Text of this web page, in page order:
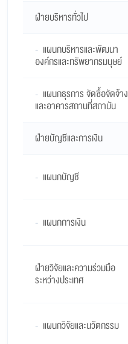
ฝ่ายบริหารทั่วไป
- แผนกบริหารและพัฒนา
องค์กรและทรัพยากรมนุษย์
- แผนกธุรการ จัดซื้อจัดจ้าง
และอาคารสถานที่สถาบัน
ฝ่ายบัญชีและการเงิน
- แผนกบัญชี
- แผนกการเงิน
ฝ่ายวิจัยและความร่วมมือ
ระหว่างประเทศ
- แผนกวิจัยและนวัตกรรม